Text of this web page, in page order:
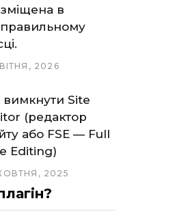
в
2026
вимкнути Site
(редактор
або FSE — Full
Editing)
2025